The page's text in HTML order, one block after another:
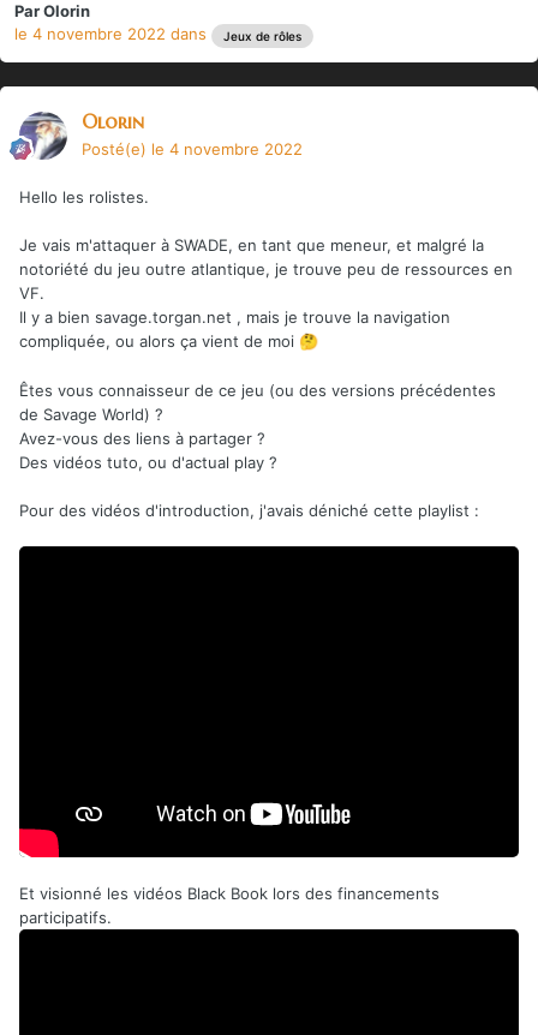
ParOlorin
le 4 novembre 2022 dans Jeux de rôles
Olorin
Posté(e) le 4 novembre 2022
Hello les rolistes.
Je vais m'attaquer à SWADE, en tant que meneur, et malgré la
notoriété du jeu outre atlantique, je trouve peu de ressources en
VF.
Il y a bien savage.torgan.net , mais je trouve la navigation
compliquée, ou alors ça vient de moi 🤔
Êtes vous connaisseur de ce jeu (ou des versions précédentes
de Savage World) ?
Avez-vous des liens à partager ?
Des vidéos tuto, ou d'actual play ?
Pour des vidéos d'introduction, j'avais déniché cette playlist :
Et visionné les vidéos Black Book lors des financements
participatifs.